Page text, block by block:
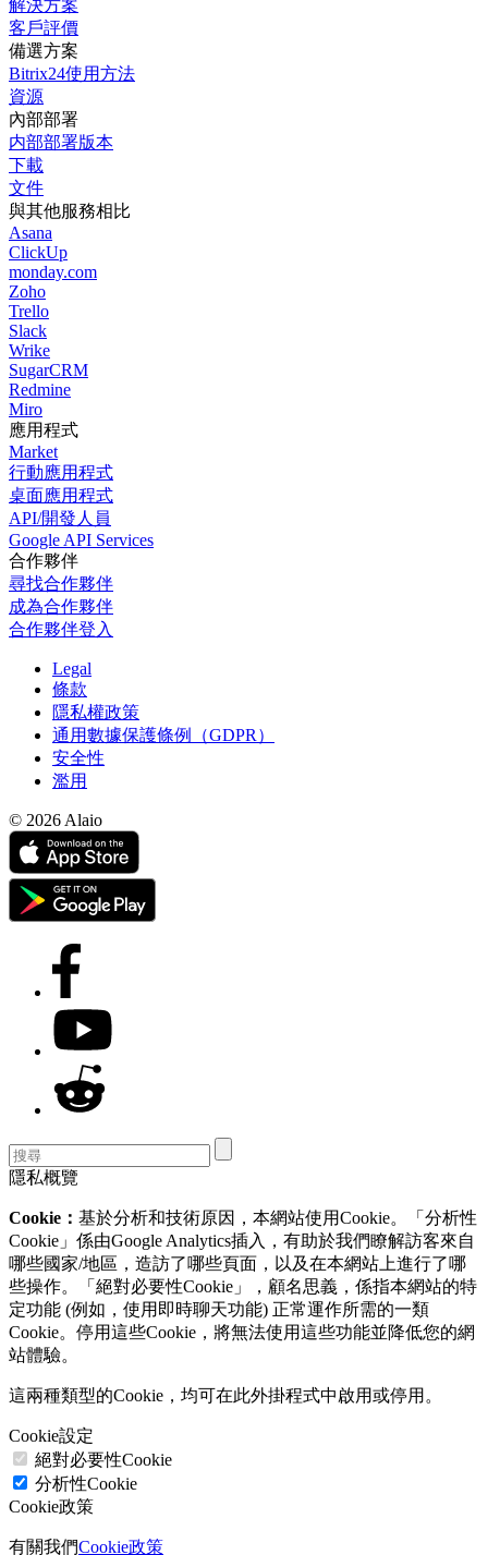
解決方案
客戶評價
備選方案
Bitrix24使用方法
資源
內部部署
内部部署版本
下載
文件
與其他服務相比
Asana
ClickUp
monday.com
Zoho
Trello
Slack
Wrike
SugarCRM
Redmine
Miro
應用程式
Market
行動應用程式
桌面應用程式
API/開發人員
Google API Services
合作夥伴
尋找合作夥伴
成為合作夥伴
合作夥伴登入
Legal
條款
隱私權政策
通用數據保護條例（GDPR）
安全性
濫用
© 2026 Alaio
隱私概覽
Cookie： 基於分析和技術原因，本網站使用Cookie。「分析性
Cookie」係由Google Analytics插入，有助於我們瞭解訪客來自
哪些國家/地區，造訪了哪些頁面，以及在本網站上進行了哪
些操作。「絕對必要性Cookie」，顧名思義，係指本網站的特
定功能 (例如，使用即時聊天功能) 正常運作所需的一類
Cookie。停用這些Cookie，將無法使用這些功能並降低您的網
站體驗。
這兩種類型的Cookie，均可在此外掛程式中啟用或停用。
Cookie設定
絕對必要性Cookie
分析性Cookie
Cookie政策
有關我們Cookie政策